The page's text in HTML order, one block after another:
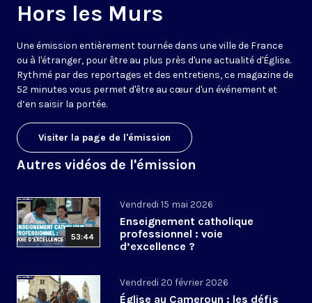
Hors les Murs
Une émission entièrement tournée dans une ville de France
ou à l'étranger, pour être au plus près d'une actualité d'Église.
Rythmé par des reportages et des entretiens, ce magazine de
52 minutes vous permet d'être au cœur d'un événement et
d’en saisir la portée.
Visiter la page de l'émission
Autres vidéos de l'émission
53:44
Vendredi 15 mai 2026
Enseignement catholique
professionnel : voie
d’excellence ?
Vendredi 20 février 2026
Église au Cameroun : les défis